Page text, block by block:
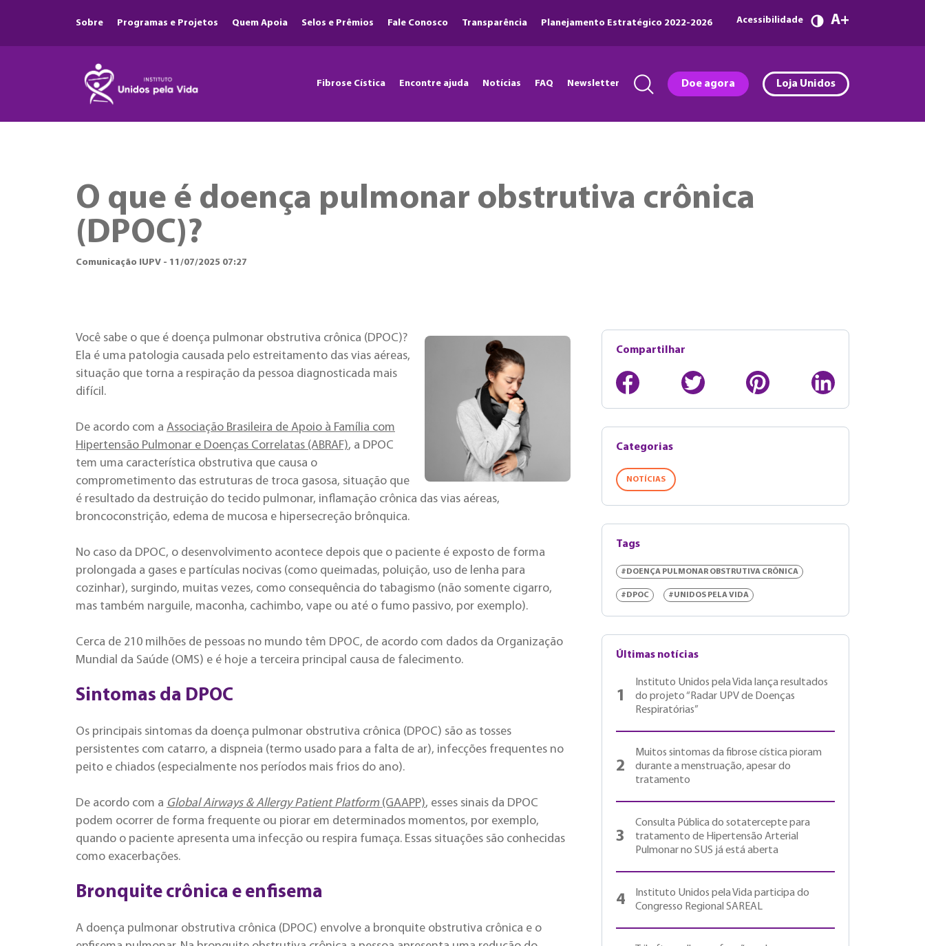
Sobre Programas e Projetos Quem Apoia Selos e Prêmios Fale Conosco Transparência Planejamento Estratégico 2022-2026 Acessibilidade A
Fibrose Cística Encontre ajuda Notícias FAQ Newsletter Doe agora Loja Unidos
O que é doença pulmonar obstrutiva crônica
(DPOC)?
Comunicação IUPV - 11/07/2025 07:27
Você sabe o que é doença pulmonar obstrutiva crônica (DPOC)?
Ela é uma patologia causada pelo estreitamento das vias aéreas,
situação que torna a respiração da pessoa diagnosticada mais
difícil.
De acordo com a Associação Brasileira de Apoio à Família com
Hipertensão Pulmonar e Doenças Correlatas (ABRAF), a DPOC
tem uma característica obstrutiva que causa o
comprometimento das estruturas de troca gasosa, situação que
é resultado da destruição do tecido pulmonar, inflamação crônica das vias aéreas,
broncoconstrição, edema de mucosa e hipersecreção brônquica.
No caso da DPOC, o desenvolvimento acontece depois que o paciente é exposto de forma
prolongada a gases e partículas nocivas (como queimadas, poluição, uso de lenha para
cozinhar), surgindo, muitas vezes, como consequência do tabagismo (não somente cigarro,
mas também narguile, maconha, cachimbo, vape ou até o fumo passivo, por exemplo).
Cerca de 210 milhões de pessoas no mundo têm DPOC, de acordo com dados da Organização
Mundial da Saúde (OMS) e é hoje a terceira principal causa de falecimento.
Sintomas da DPOC
Os principais sintomas da doença pulmonar obstrutiva crônica (DPOC) são as tosses
persistentes com catarro, a dispneia (termo usado para a falta de ar), infecções frequentes no
peito e chiados (especialmente nos períodos mais frios do ano).
De acordo com a Global Airways & Allergy Patient Platform (GAAPP), esses sinais da DPOC
podem ocorrer de forma frequente ou piorar em determinados momentos, por exemplo,
quando o paciente apresenta uma infecção ou respira fumaça. Essas situações são conhecidas
como exacerbações.
Bronquite crônica e enfisema
A doença pulmonar obstrutiva crônica (DPOC) envolve a bronquite obstrutiva crônica e o
Compartilhar
Categorias
NOTÍCIAS
Tags
#DOENÇA PULMONAR OBSTRUTIVA CRÔNICA
#DPOC #UNIDOS PELA VIDA
Últimas notícias
1
Instituto Unidos pela Vida lança resultados
do projeto “Radar UPV de Doenças
Respiratórias”
2
Muitos sintomas da fibrose cística pioram
durante a menstruação, apesar do
tratamento
3
Consulta Pública do sotatercepte para
tratamento de Hipertensão Arterial
Pulmonar no SUS já está aberta
4
Instituto Unidos pela Vida participa do
Congresso Regional SAREAL